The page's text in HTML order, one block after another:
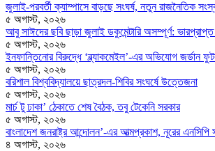
জুলাই-পরবর্তী ক্যাম্পাসে বাড়ছে সংঘর্ষ, নতুন রাজনৈতিক
৫ অগাস্ট, ২০২৬
আবু সাঈদের ছবি ছাড়া জুলাই ডকুমেন্টারি অসম্পূর্ণ: ভারপ্রাপ্ত
৫ অগাস্ট, ২০২৬
ইনফান্তিনোর বিরুদ্ধে ‘ব্ল্যাকমেইল’-এর অভিযোগ জর্ডান
৫ অগাস্ট, ২০২৬
বরিশাল বিশ্ববিদ্যালয়ে ছাত্রদল-শিবির সংঘর্ষে উত্তেজনা
৫ অগাস্ট, ২০২৬
মার্চ টু ঢাকা’ ঠেকাতে শেষ বৈঠক, তবু টেকেনি সরকার
৫ অগাস্ট, ২০২৬
বাংলাদেশ জনরাষ্ট্র আন্দোলন’-এর আত্মপ্রকাশ, নূরের এনসিপি
৪ অগাস্ট, ২০২৬